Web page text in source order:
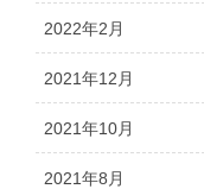
2022年2月
2021年12月
2021年10月
2021年8月